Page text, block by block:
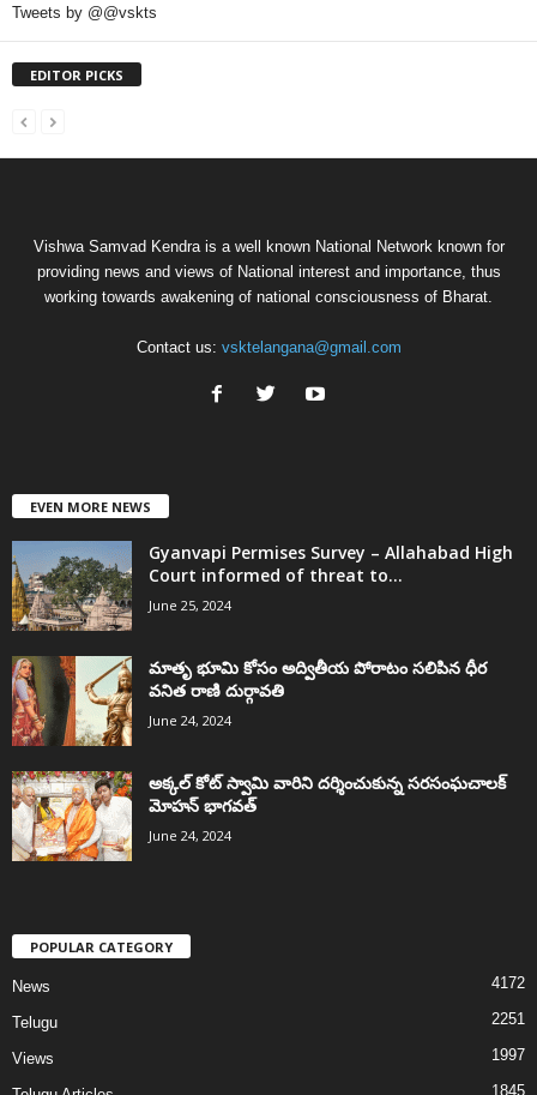
Tweets by @@vskts
EDITOR PICKS
Vishwa Samvad Kendra is a well known National Network known for
providing news and views of National interest and importance, thus
working towards awakening of national consciousness of Bharat.
Contact us: vsktelangana@gmail.com
EVEN MORE NEWS
Gyanvapi Permises Survey – Allahabad High
Court informed of threat to...
June 25, 2024
మాతృ భూమి కోసం అద్వితీయ పోరాటం సలిపిన ధీర
వనిత రాణి దుర్గావతి
June 24, 2024
అక్కల్‌ కోట్‌ స్వామి వారిని దర్శించుకున్న సరసంఘచాలక్
మోహన్ భాగవత్
June 24, 2024
POPULAR CATEGORY
News 4172
Telugu 2251
Views 1997
1845